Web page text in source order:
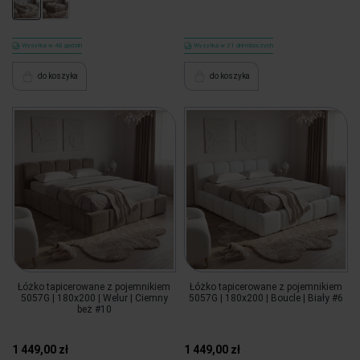
Wysyłka w 48 godzin
do koszyka
Wysyłka w 21 dni roboczych
do koszyka
Łóżko tapicerowane z pojemnikiem
5057G | 180x200 | Welur | Ciemny
beż #10
1 449,00 zł
Łóżko tapicerowane z pojemnikiem
5057G | 180x200 | Boucle | Biały #6
1 449,00 zł